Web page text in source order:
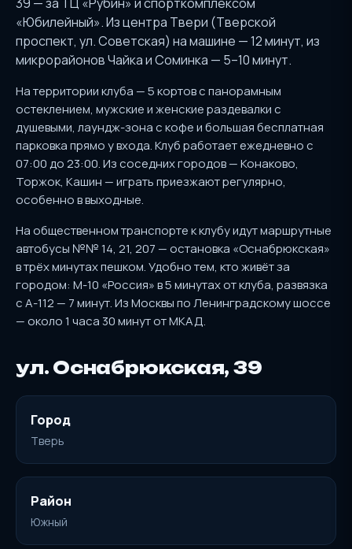
«Юбилейный». Из центра Твери (Тверской
проспект, ул. Советская) на машине — 12 минут, из
микрорайонов Чайка и Соминка — 5–10 минут.
На территории клуба — 5 кортов с панорамным
остеклением, мужские и женские раздевалки с
душевыми, лаундж-зона с кофе и большая бесплатная
парковка прямо у входа. Клуб работает ежедневно с
07:00 до 23:00. Из соседних городов — Конаково,
Торжок, Кашин — играть приезжают регулярно,
особенно в выходные.
На общественном транспорте к клубу идут маршрутные
автобусы №№ 14, 21, 207 — остановка «Оснабрюкская»
в трёх минутах пешком. Удобно тем, кто живёт за
городом: М-10 «Россия» в 5 минутах от клуба, развязка
с А-112 — 7 минут. Из Москвы по Ленинградскому шоссе
— около 1 часа 30 минут от МКАД.
ул. Оснабрюкская, 39
Город
Тверь
Район
Южный